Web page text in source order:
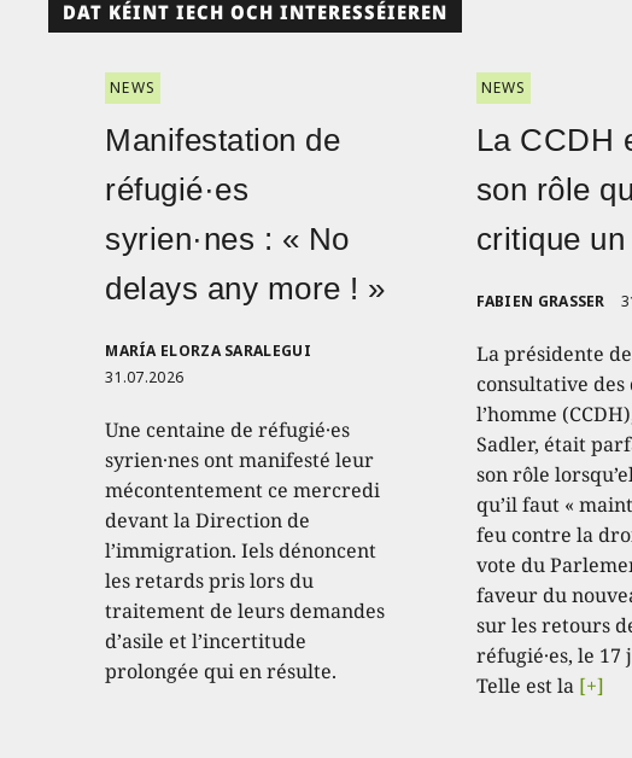
DAT KÉINT IECH OCH INTERESSÉIEREN
NEWS
Manifestation de
réfugié·es
syrien·nes : « No
delays any more ! »
MARÍA ELORZA SARALEGUI
31.07.2026
Une centaine de réfugié·es
syrien·nes ont manifesté leur
mécontentement ce mercredi
devant la Direction de
l’immigration. Iels dénoncent
les retards pris lors du
traitement de leurs demandes
d’asile et l’incertitude
prolongée qui en résulte.
NEWS
La CCDH
son rôle
critique un
FABIEN GRASSER
La présidente
consultative des
l’homme
Sadler, était
son rôle
qu’il faut «
feu contre la
vote du
faveur du
sur les retours
réfugié·es, le
Telle est la [+]